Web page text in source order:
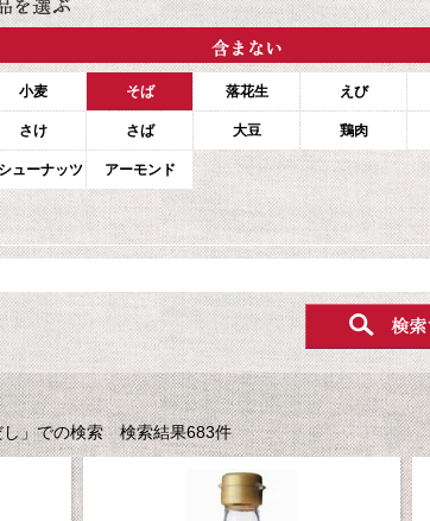
小麦 そば 落花生 えび
さけ さば 大豆 鶏肉
ューナッツ アーモンド
し」での検索 検索結果683件